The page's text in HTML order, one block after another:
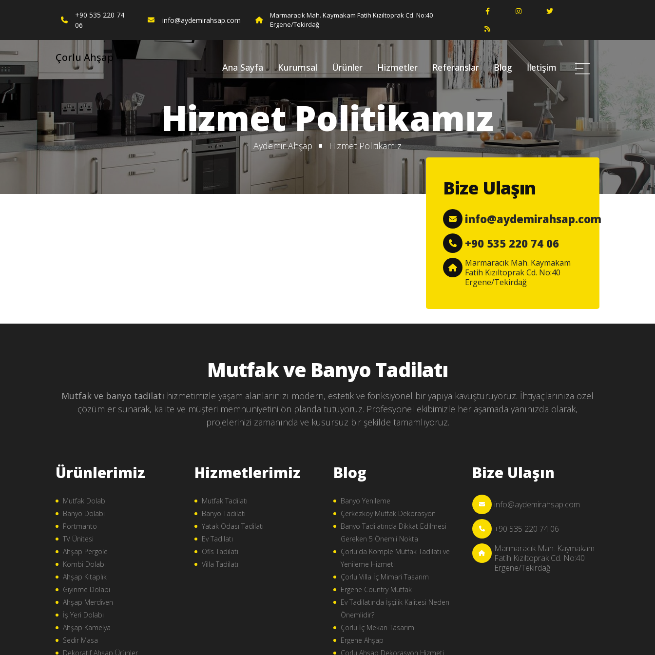
+90 535 220 74
06
info@aydemirahsap.com
Marmaracık Mah. Kaymakam Fatih Kızıltoprak Cd. No:40
Ergene/Tekirdağ
Çorlu Ahşap
Ana Sayfa Kurumsal Ürünler Hizmetler Referanslar Blog İletişim
Hizmet Politikamız
Aydemir Ahşap Hizmet Politikamız
Bize Ulaşın
info@aydemirahsap.com
+90 535 220 74 06
Marmaracık Mah. Kaymakam
Fatih Kızıltoprak Cd. No:40
Ergene/Tekirdağ
Mutfak ve Banyo Tadilatı
Mutfak ve banyo tadilatı hizmetimizle yaşam alanlarınızı modern, estetik ve fonksiyonel bir yapıya kavuşturuyoruz. İhtiyaçlarınıza özel
çözümler sunarak, kalite ve müşteri memnuniyetini ön planda tutuyoruz. Profesyonel ekibimizle her aşamada yanınızda olarak,
projelerinizi zamanında ve kusursuz bir şekilde tamamlıyoruz.
Ürünlerimiz
Mutfak Dolabı
Banyo Dolabı
Portmanto
TV Ünitesi
Ahşap Pergole
Kombi Dolabı
Ahşap Kitaplık
Giyinme Dolabı
Ahşap Merdiven
İş Yeri Dolabı
Ahşap Kamelya
Sedir Masa
Dekoratif Ahşap Ürünler
Hizmetlerimiz
Mutfak Tadilatı
Banyo Tadilatı
Yatak Odası Tadilatı
Ev Tadilatı
Ofis Tadilatı
Villa Tadilatı
Blog
Banyo Yenileme
Çerkezköy Mutfak Dekorasyon
Banyo Tadilatında Dikkat Edilmesi
Gereken 5 Önemli Nokta
Çorlu'da Komple Mutfak Tadilatı ve
Yenileme Hizmeti
Çorlu Villa İç Mimari Tasarım
Ergene Country Mutfak
Ev Tadilatında İşçilik Kalitesi Neden
Önemlidir?
Çorlu İç Mekan Tasarım
Ergene Ahşap
Çorlu Ahşap Dekorasyon Hizmeti
Bize Ulaşın
info@aydemirahsap.com
+90 535 220 74 06
Marmaracık Mah. Kaymakam
Fatih Kızıltoprak Cd. No:40
Ergene/Tekirdağ